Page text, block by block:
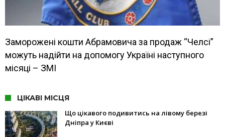
Заморожені кошти Абрамовича за продаж “Челсі”
можуть надійти на допомогу Україні наступного
місяці – ЗМІ
ЦІКАВІ МІСЦЯ
Що цікавого подивитись на лівому березі
Дніпра у Києві